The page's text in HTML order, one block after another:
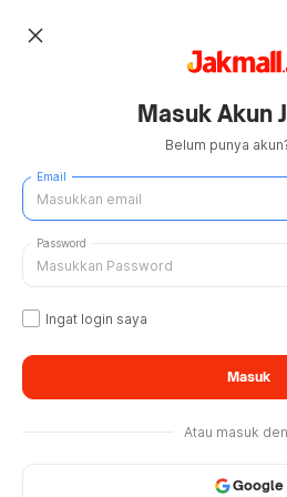
close
Masuk Akun
Belum punya
Email
Password
Ingat login saya
Masuk
Atau masuk
Google